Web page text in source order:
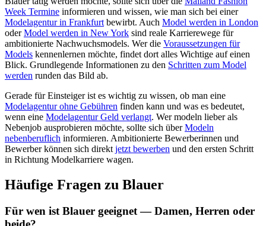
Week Termine informieren und wissen, wie man sich bei einer
Modelagentur in Frankfurt bewirbt. Auch Model werden in London
oderModel werden in New York sind reale Karrierewege für
ambitionierte Nachwuchsmodels. Wer die Voraussetzungen für
Models kennenlernen möchte, findet dort alles Wichtige auf einen
Blick. Grundlegende Informationen zu den Schritten zum Model
werden runden das Bild ab.
Gerade für Einsteiger ist es wichtig zu wissen, ob man eine
Modelagentur ohne Gebühren finden kann und was es bedeutet,
wenn eine Modelagentur Geld verlangt. Wer modeln lieber als
Nebenjob ausprobieren möchte, sollte sich überModeln
nebenberuflich informieren. Ambitionierte Bewerberinnen und
Bewerber können sich direkt jetzt bewerben und den ersten Schritt
in Richtung Modelkarriere wagen.
Häufige Fragen zu Blauer
Für wen ist Blauer geeignet — Damen, Herren oder